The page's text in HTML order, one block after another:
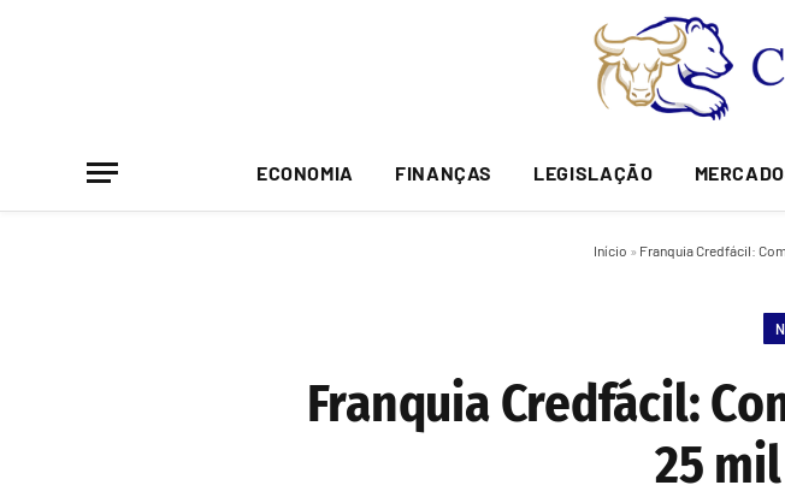
ECONOMIA FINANÇAS LEGISLAÇÃO
Início » Franquia Credfácil:
Franquia Credfácil:
25